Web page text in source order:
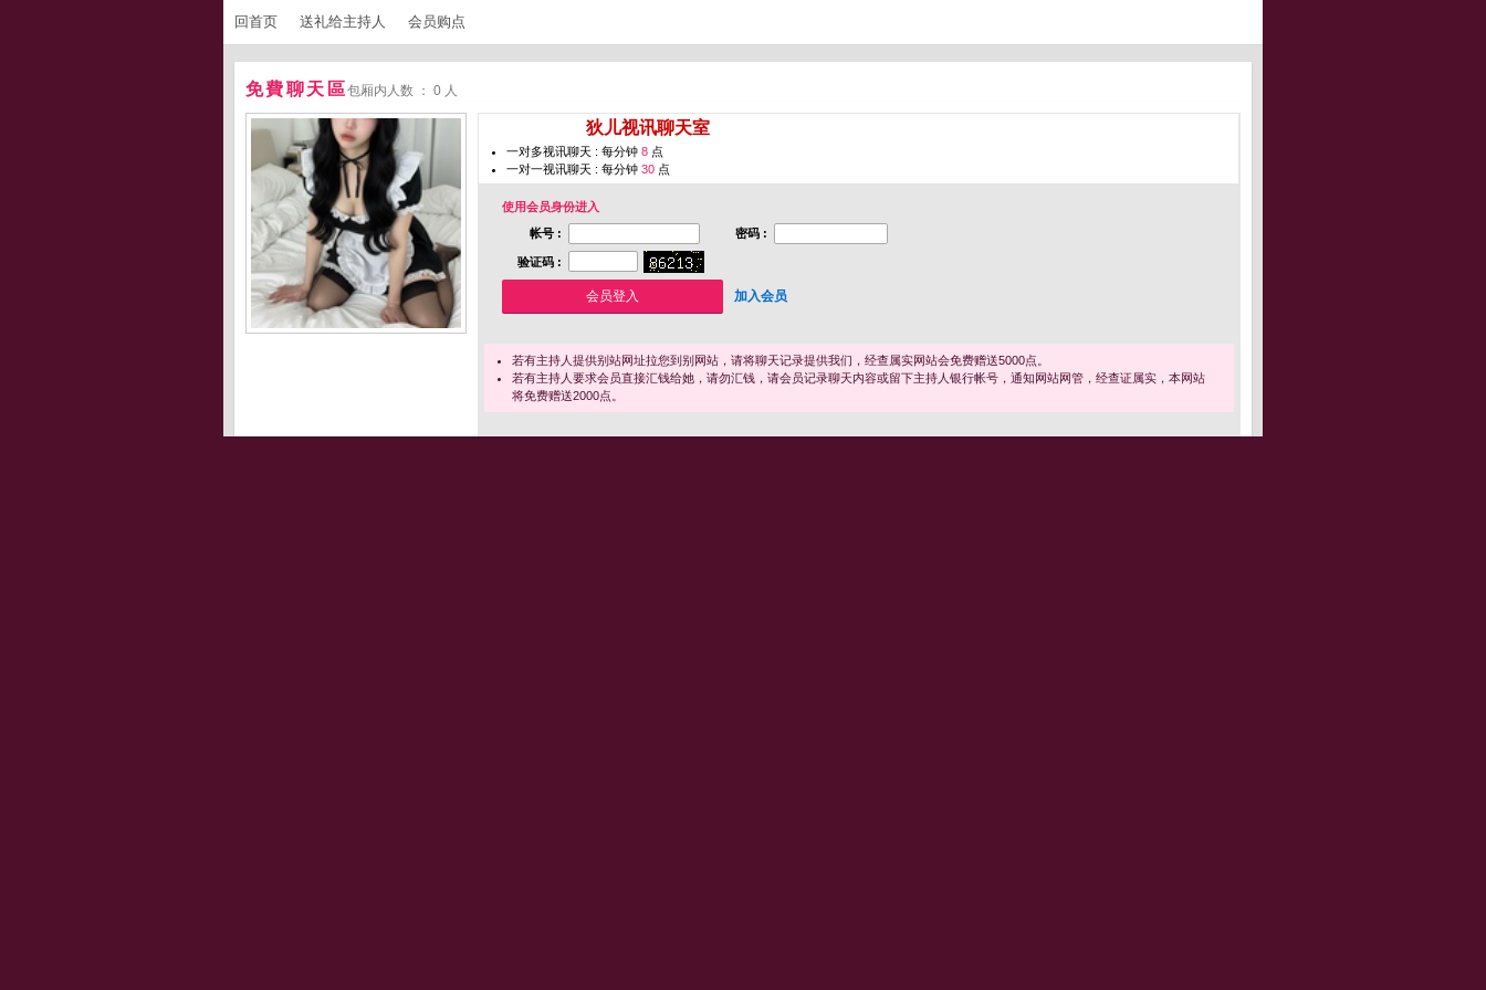
回首页 送礼给主持人 会员购点
免費聊天區包厢内人数 ： 0 人
狄儿视讯聊天室
一对多视讯聊天 : 每分钟 8 点
一对一视讯聊天 : 每分钟 30 点
使用会员身份进入
帐号 :
密码 :
验证码 :
加入会员
若有主持人提供别站网址拉您到别网站，请将聊天记录提供我们，经查属实网站会免费赠送5000点。
若有主持人要求会员直接汇钱给她，请勿汇钱，请会员记录聊天内容或留下主持人银行帐号，通知网站网管，经查证属实，本网站
将免费赠送2000点。